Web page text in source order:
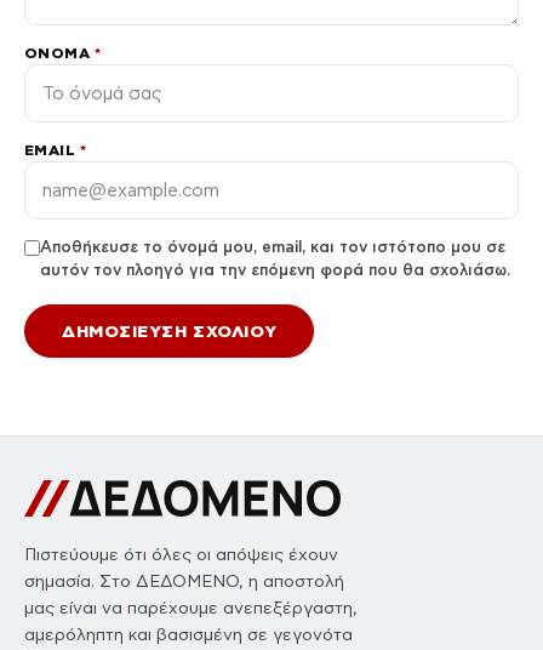
ΌΝΟΜΑ *
EMAIL *
Αποθήκευσε το όνομά μου, email, και τον ιστότοπο μου σε
αυτόν τον πλοηγό για την επόμενη φορά που θα σχολιάσω.
Πιστεύουμε ότι όλες οι απόψεις έχουν
σημασία. Στο ΔΕΔΟΜΕΝΟ, η αποστολή
μας είναι να παρέχουμε ανεπεξέργαστη,
αμερόληπτη και βασισμένη σε γεγονότα